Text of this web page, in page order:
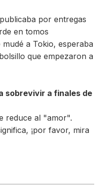
por entregas
en tomos
a Tokio, esperaba
que empezaron a
sobrevivir a finales de
reduce al "amor".
¡por favor, mira